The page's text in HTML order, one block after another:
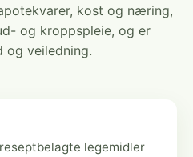
kost og næring,
og kroppspleie, og er
og veiledning.
legemidler